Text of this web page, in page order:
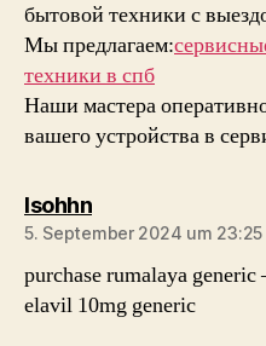
бытовой техники с
Мы предлагаем:
техники в спб
Наши мастера
вашего устройства в
Isohhnsagt:
5. September 2024 um 23:25
purchase rumalaya generic
elavil 10mg generic